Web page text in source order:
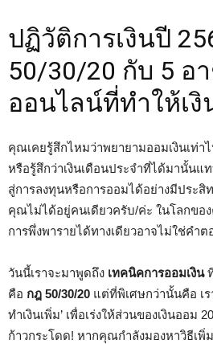
ปฏิวัติการเงินปี
50/30/20 กับ 5 อ
ออนไลน์ที่ทำให้เงิ
คุณเคยรู้สึกไหมว่าพยายามออมเงินเท่า
หรือรู้สึกว่าเงินเดือนประจำที่ได้มานั้น
สู่การลงทุนหรือการออมได้อย่างมีประสิ
คุณไม่ได้อยู่คนเดียวครับ/ค่ะ ในโลกขอ
การพึ่งพารายได้ทางเดียวอาจไม่ใช่คำ
วันนี้เราจะมาพูดถึง เทคนิคการออมเงิน
คือ กฎ 50/30/20 แต่ที่พิเศษกว่านั้นคือ เร
ทำเงินเพิ่ม’ เพื่อเร่งให้ส่วนของเงินออม
ก้าวกระโดด! หากคุณกำลังมองหาวิธีเพิ่